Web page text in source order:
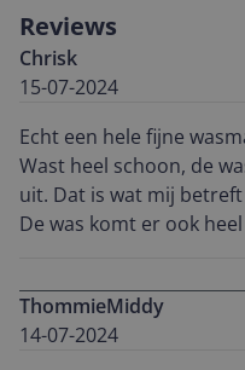
Reviews
Chrisk
15-07-2024
Echt een hele fijne
Wast heel schoon, de
uit. Dat is wat mij
De was komt er ook
lukt helaas niet om de
app. Dat ligt aan mijn
ThommieMiddy
14-07-2024